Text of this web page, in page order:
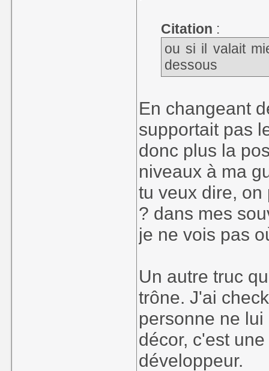
Citation :
ou si il valait
dessous
En changeant
supportait pas
donc plus la
niveaux à ma
tu veux dire,
? dans mes
je ne vois pas
Un autre truc
trône. J'ai
personne ne
décor, c'est
développeur.